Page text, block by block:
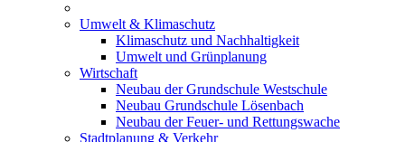
Umwelt & Klimaschutz
Klimaschutz und Nachhaltigkeit
Umwelt und Grünplanung
Wirtschaft
Neubau der Grundschule Westschule
Neubau Grundschule Lösenbach
Neubau der Feuer- und Rettungswache
Stadtplanung & Verkehr